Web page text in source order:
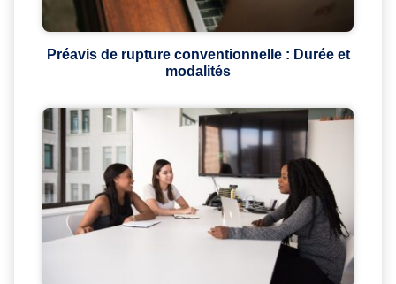
Préavis de rupture conventionnelle : Durée et
modalités